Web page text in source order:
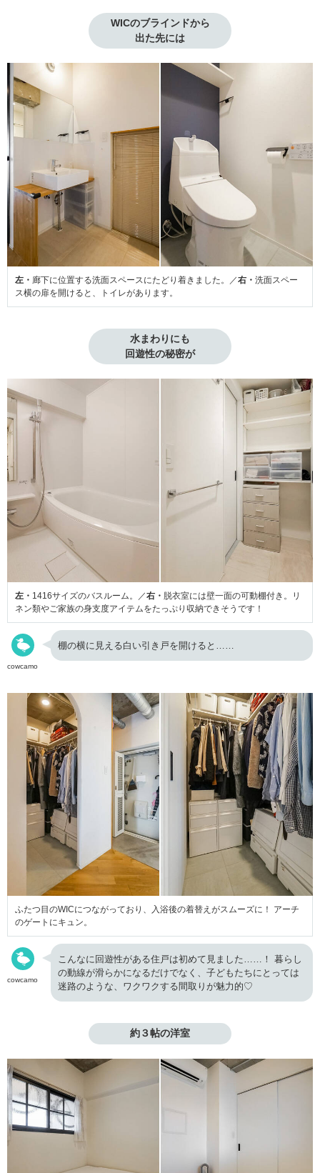
WICのブラインドから
出た先には
左・ 廊下に位置する洗面スペースにたどり着きました。／右・ 洗面スペー
ス横の扉を開けると、トイレがあります。
水まわりにも
回遊性の秘密が
左・ 1416サイズのバスルーム。／右・ 脱衣室には壁一面の可動棚付き。リ
ネン類やご家族の身支度アイテムをたっぷり収納できそうです！
cowcamo
棚の横に見える白い引き戸を開けると……
ふたつ目のWICにつながっており、入浴後の着替えがスムーズに！ アーチ
のゲートにキュン。
cowcamo
こんなに回遊性がある住戸は初めて見ました……！ 暮らし
の動線が滑らかになるだけでなく、子どもたちにとっては
迷路のような、ワクワクする間取りが魅力的♡
約３帖の洋室